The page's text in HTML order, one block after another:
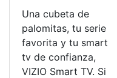
Una cubeta de
palomitas, tu serie
favorita y tu smart
tv de confianza,
VIZIO Smart TV. Si